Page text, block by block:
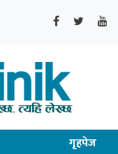
गृहपेज